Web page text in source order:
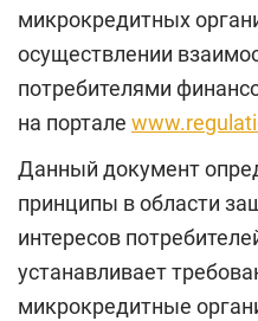
микрокредитных
осуществлении
потребителями
на портале
Данный документ
принципы в области
интересов
устанавливает
микрокредитные